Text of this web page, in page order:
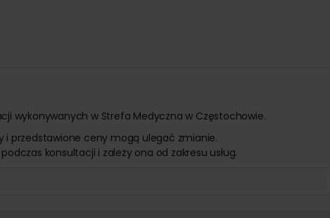
wykonywanych w Strefa Medyczna w Częstochowie.
i przedstawione ceny mogą ulegać zmianie.
konsultacji i zależy ona od zakresu usług.